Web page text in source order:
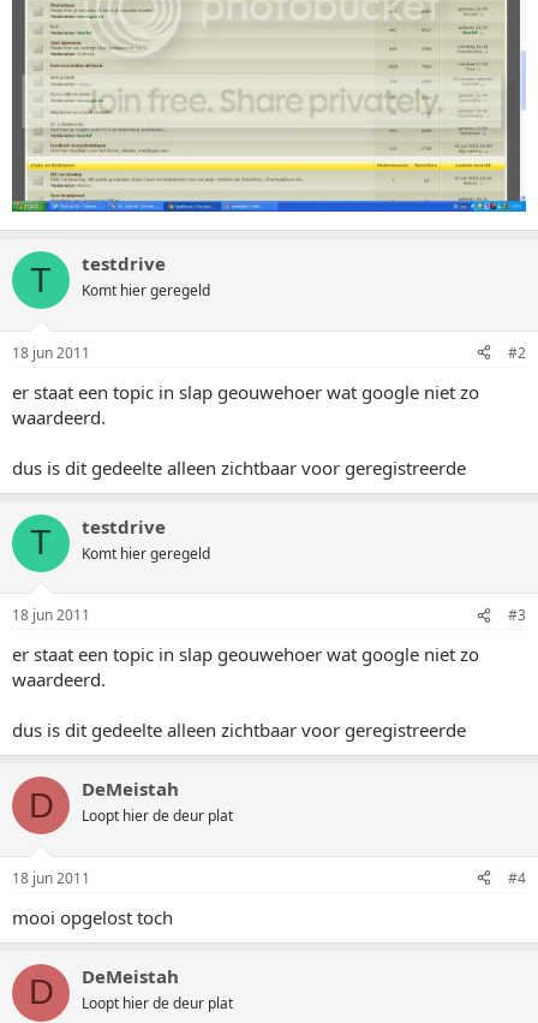
T testdrive
Komt hier geregeld
18 jun 2011 #2
er staat een topic in slap geouwehoer wat google niet zo
waardeerd.
dus is dit gedeelte alleen zichtbaar voor geregistreerde
T testdrive
Komt hier geregeld
18 jun 2011 #3
er staat een topic in slap geouwehoer wat google niet zo
waardeerd.
dus is dit gedeelte alleen zichtbaar voor geregistreerde
D DeMeistah
Loopt hier de deur plat
18 jun 2011 #4
mooi opgelost toch
D DeMeistah
Loopt hier de deur plat